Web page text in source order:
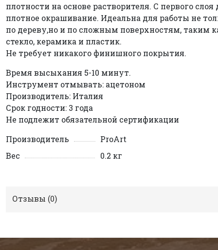
плотности на основе растворителя. С первого слоя
плотное окрашивание. Идеальна для работы не
по дереву,но и по сложным поверхностям, таким
стекло, керамика и пластик.
Не требует никакого финишного покрытия.
Время высыхания 5-10 минут.
Инструмент отмывать: ацетоном
Производитель: Италия
Срок годности: 3 года
Не подлежит обязательной сертификации
Производитель
ProArt
Вес
0.2 кг
Отзывы (0)